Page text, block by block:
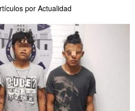
por Actualidad